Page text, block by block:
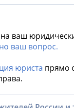
ваш
ваш вопрос.
юриста прямо